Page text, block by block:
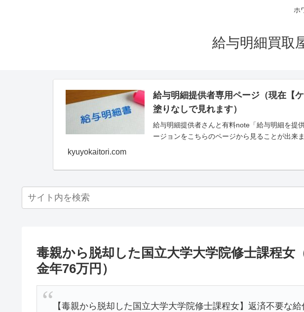
ホ
給与明細買取
給与明細提供者専用ページ（現在【
塗りなしで見れます）
給与明細提供者さんと有料note「給与明細を提
ージョンをこちらのページから見ることが出来
kyuyokaitori.com
毒親から脱却した国立大学大学院修士課程女
金年76万円）
【毒親から脱却した国立大学大学院修士課程女】返済不要な